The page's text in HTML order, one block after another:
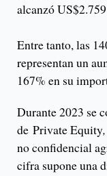
alcanzó
Entre tanto, las
representan un
167% en su
Durante 2023 se
de Private Equity,
no confidencial
cifra supone una